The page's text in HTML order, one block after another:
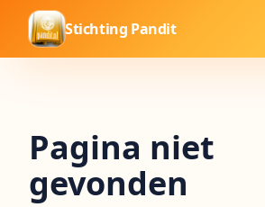
Stichting Pandit
Pagina niet
gevonden